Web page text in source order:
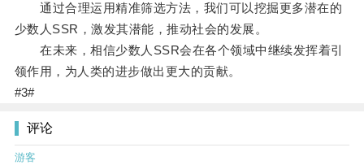
通过合理运用精准筛选方法，我们可以挖掘更多潜在的
少数人SSR，激发其潜能，推动社会的发展。
在未来，相信少数人SSR会在各个领域中继续发挥着引
领作用，为人类的进步做出更大的贡献。
#3#
评论
游客